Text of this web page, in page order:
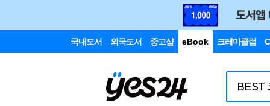
국내도서 외국도서 중고샵 eBook 크레마클럽